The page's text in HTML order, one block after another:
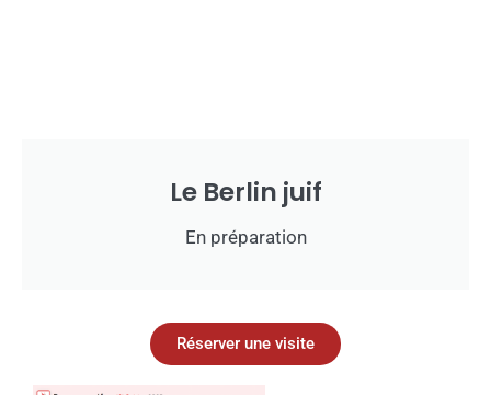
Le Berlin juif
En préparation
Réserver une visite